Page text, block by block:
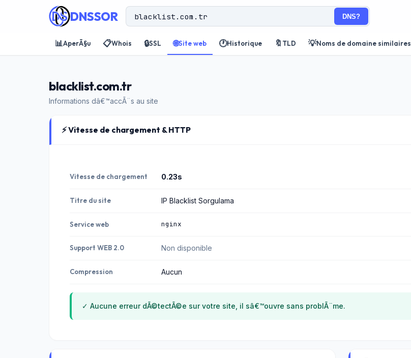
DNSSOR DNS?
📊AperÃ§u 📋Whois 🔒SSL 🌐Site web 🕐Historique 🔖 TLD 💡Noms de domaine similaires
blacklist.com.tr
Informations dâ€™accÃ¨s au site
⚡ Vitesse de chargement & HTTP
Vitesse de chargement 0.23s
Titre du site IP Blacklist Sorgulama
Service web nginx
Support WEB 2.0 Non disponible
Compression Aucun
✓ Aucune erreur dÃ©tectÃ©e sur votre site, il sâ€™ouvre sans problÃ¨me.